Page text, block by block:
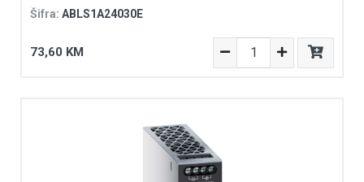
Šifra: ABLS1A24030E
73,60 KM